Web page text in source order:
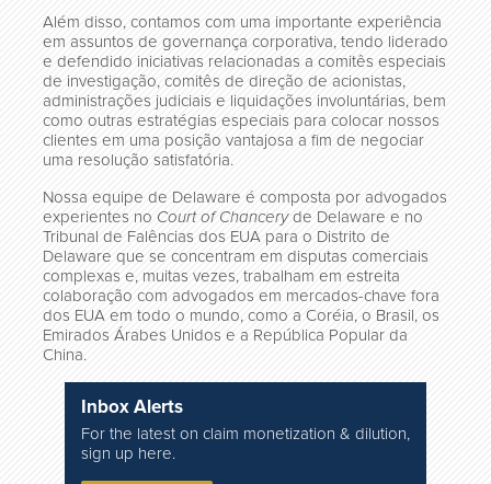
Além disso, contamos com uma importante experiência
em assuntos de governança corporativa, tendo liderado
e defendido iniciativas relacionadas a comitês especiais
de investigação, comitês de direção de acionistas,
administrações judiciais e liquidações involuntárias, bem
como outras estratégias especiais para colocar nossos
clientes em uma posição vantajosa a fim de negociar
uma resolução satisfatória.
Nossa equipe de Delaware é composta por advogados
experientes no Court of Chanceryde Delaware e no
Tribunal de Falências dos EUA para o Distrito de
Delaware que se concentram em disputas comerciais
complexas e, muitas vezes, trabalham em estreita
colaboração com advogados em mercados-chave fora
dos EUA em todo o mundo, como a Coréia, o Brasil, os
Emirados Árabes Unidos e a República Popular da
China.
Inbox Alerts
For the latest on claim monetization & dilution,
sign up here.